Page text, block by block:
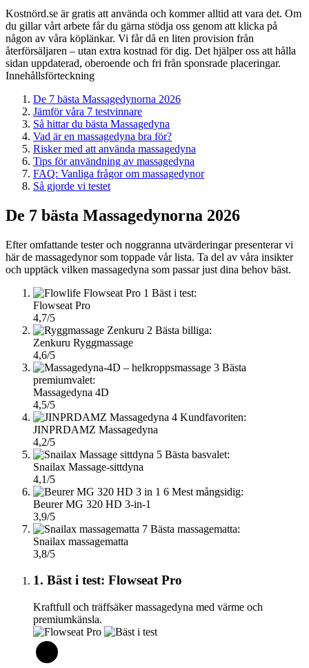
Kostnörd.se är gratis att använda och kommer alltid att vara det. Om
du gillar vårt arbete får du gärna stödja oss genom att klicka på
någon av våra köplänkar. Vi får då en liten provision från
återförsäljaren – utan extra kostnad för dig. Det hjälper oss att hålla
sidan uppdaterad, oberoende och fri från sponsrade placeringar.
Innehållsförteckning
De 7 bästa Massagedynorna 2026
Jämför våra 7 testvinnare
Så hittar du bästa Massagedyna
Vad är en massagedyna bra för?
Risker med att använda massagedyna
Tips för användning av massagedyna
FAQ: Vanliga frågor om massagedynor
Så gjorde vi testet
De 7 bästa Massagedynorna 2026
Efter omfattande tester och noggranna utvärderingar presenterar vi
här de massagedynor som toppade vår lista. Ta del av våra insikter
och upptäck vilken massagedyna som passar just dina behov bäst.
1 Bäst i test:
Flowseat Pro
4,7/5
2 Bästa billiga:
Zenkuru Ryggmassage
4,6/5
3 Bästa
premiumvalet:
Massagedyna 4D
4,5/5
4 Kundfavoriten:
JINPRDAMZ Massagedyna
4,2/5
5 Bästa basvalet:
Snailax Massage-sittdyna
4,1/5
6 Mest mångsidig:
Beurer MG 320 HD 3-in-1
3,9/5
7 Bästa massagematta:
Snailax massagematta
3,8/5
1. Bäst i test: Flowseat Pro
Kraftfull och träffsäker massagedyna med värme och
premiumkänsla.